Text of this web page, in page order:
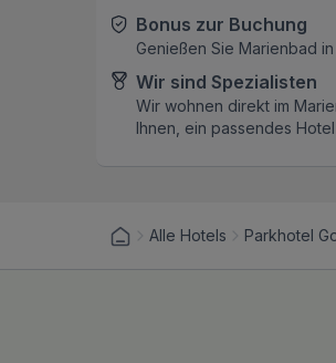
Bonus zur Buchung
Genießen Sie Marienbad
Wir sind Spezialisten
Wir wohnen direkt im
Ihnen, ein passendes
Alle Hotels Parkhotel